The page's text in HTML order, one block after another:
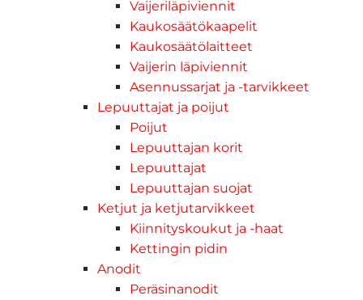
Vaijeriläpiviennit
Kaukosäätökaapelit
Kaukosäätölaitteet
Vaijerin läpiviennit
Asennussarjat ja -tarvikkeet
Lepuuttajat ja poijut
Poijut
Lepuuttajan korit
Lepuuttajat
Lepuuttajan suojat
Ketjut ja ketjutarvikkeet
Kiinnityskoukut ja -haat
Kettingin pidin
Anodit
Peräsinanodit